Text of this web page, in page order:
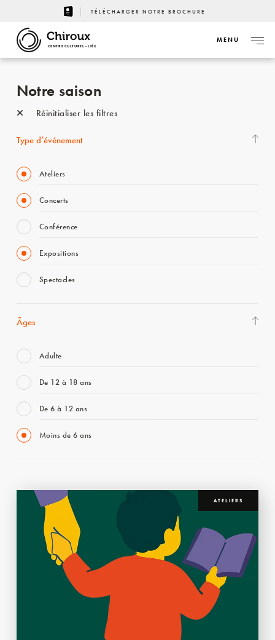
TÉLÉCHARGER NOTRE BROCHURE
CENTRE CULTUREL - LIÈGE
MENU
Notre saison
Réinitialiser les filtres
Type d’événement
Ateliers
Concerts
Conférence
Expositions
Spectacles
Âges
Adulte
De 12 à 18 ans
De 6 à 12 ans
Moins de 6 ans
ATELIERS